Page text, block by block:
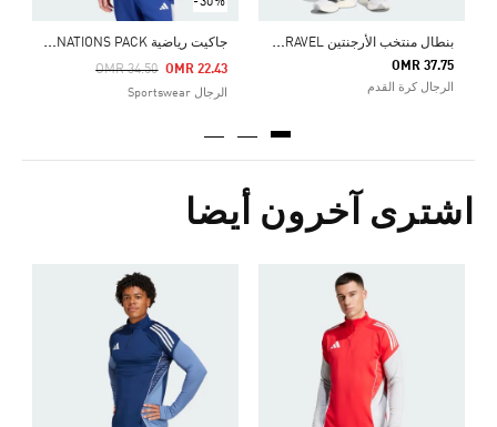
ب
نطال منتخب الأرجنتين TIRO TRAVEL
OMR 37.75
الرجال كرة القدم
ج
اكيت رياضية HOUSE OF TIRO NATIONS PACK
Price Reduced From
OMR 34.50
To OMR 22.43
الرجال Sportswear
اشترى آخرون أيضا
Price Reduced From